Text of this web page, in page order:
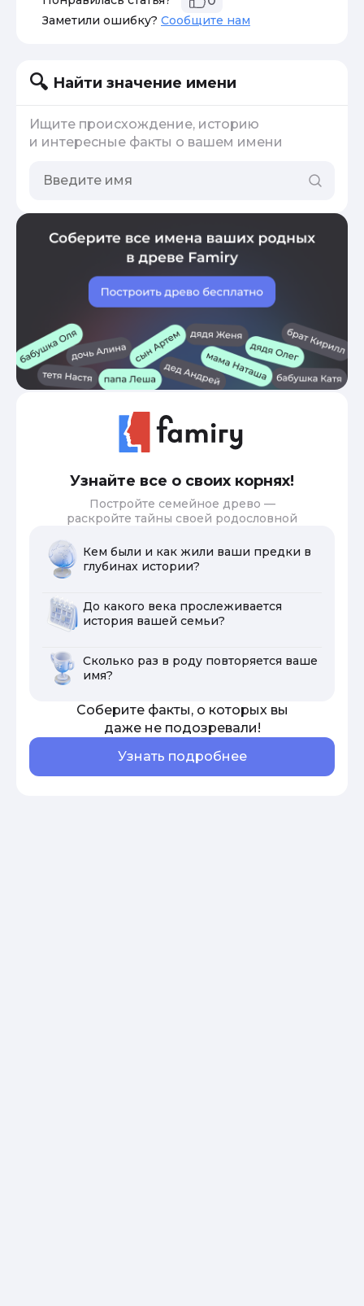
Заметили ошибку? Сообщите нам
Найти значение имени
Ищите происхождение, историю
и интересные факты о вашем имени
Узнайте все о своих корнях!
Постройте семейное древо —
раскройте тайны своей родословной
Кем были и как жили ваши предки в
глубинах истории?
До какого века прослеживается
история вашей семьи?
Сколько раз в роду повторяется ваше
имя?
Соберите факты, о которых вы
даже не подозревали!
Узнать подробнее